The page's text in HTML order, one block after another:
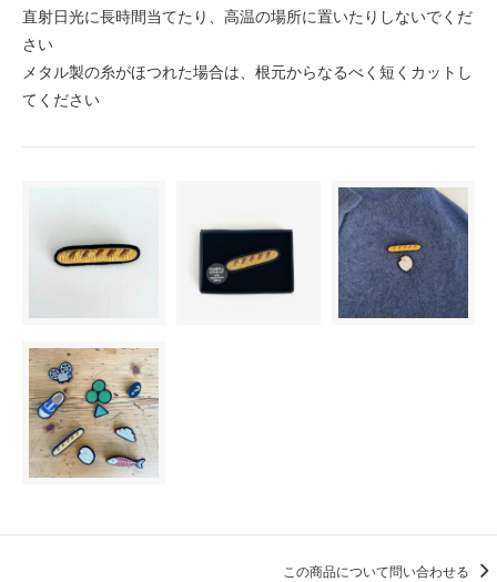
直射日光に長時間当てたり、高温の場所に置いたりしないでくだ
さい
メタル製の糸がほつれた場合は、根元からなるべく短くカットし
てください
この商品について問い合わせる